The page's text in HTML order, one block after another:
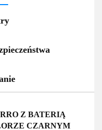
Z BATERIĄ
CZARNYM